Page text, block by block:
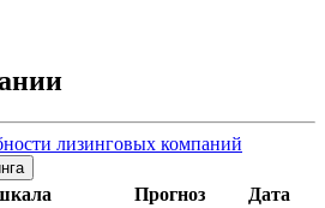
лизинговых компаний
Прогноз
Дата